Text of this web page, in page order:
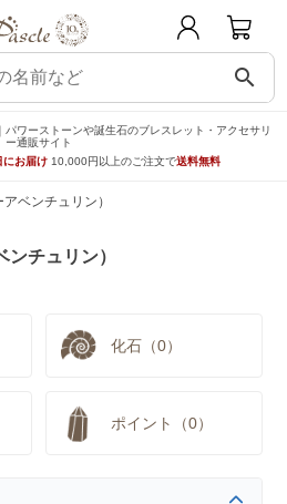
search
ワーストーンや誕生石のブレスレット・アクセサリ
ー通販サイト
にお届け 10,000円以上のご注文で送料無料
ベンチュリン）
チュリン）
化石（0）
ポイント（0）